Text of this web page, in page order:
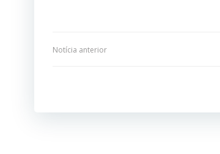
Navegação
Post
Notícia anterior